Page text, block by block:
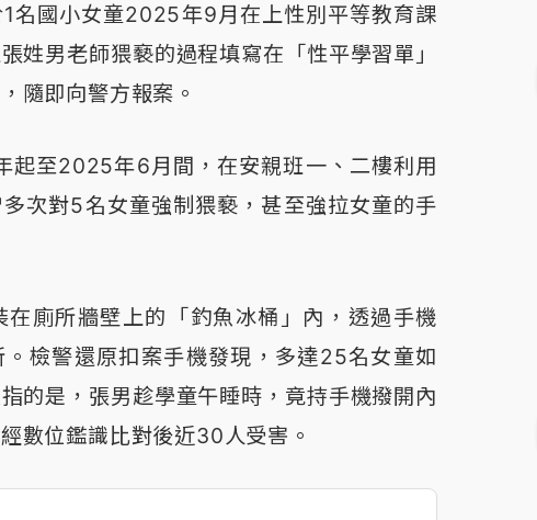
名國小女童2025年9月在上性別平等教育課
姓男老師猥褻的過程填寫在「性平學習單」
隨即向警方報案。
起至2025年6月間，在安親班一、二樓利用
次對5名女童強制猥褻，甚至強拉女童的手
廁所牆壁上的「釣魚冰桶」內，透過手機
檢警還原扣案手機發現，多達25名女童如
的是，張男趁學童午睡時，竟持手機撥開內
數位鑑識比對後近30人受害。